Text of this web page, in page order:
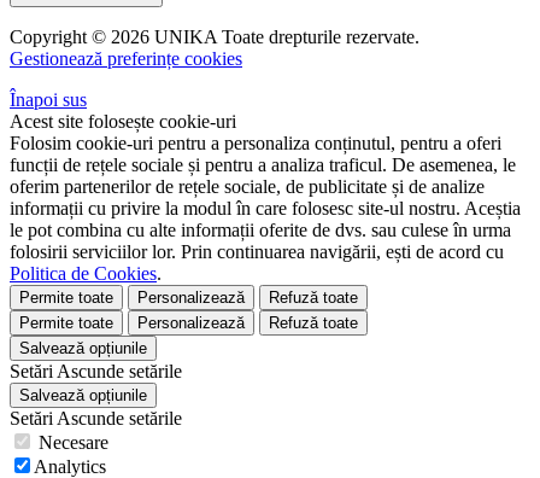
Copyright © 2026 UNIKA Toate drepturile rezervate.
Gestionează preferințe cookies
Înapoi sus
Acest site folosește cookie-uri
Folosim cookie-uri pentru a personaliza conținutul, pentru a oferi
funcții de rețele sociale și pentru a analiza traficul. De asemenea, le
oferim partenerilor de rețele sociale, de publicitate și de analize
informații cu privire la modul în care folosesc site-ul nostru. Aceștia
le pot combina cu alte informații oferite de dvs. sau culese în urma
folosirii serviciilor lor. Prin continuarea navigării, ești de acord cu
Politica de Cookies.
Permite toate Personalizează
Refuză toate
Permite toate
Personalizează
Refuză toate
Salvează opțiunile
Setări Ascunde setările
Salvează opțiunile
Setări Ascunde setările
Necesare
Analytics